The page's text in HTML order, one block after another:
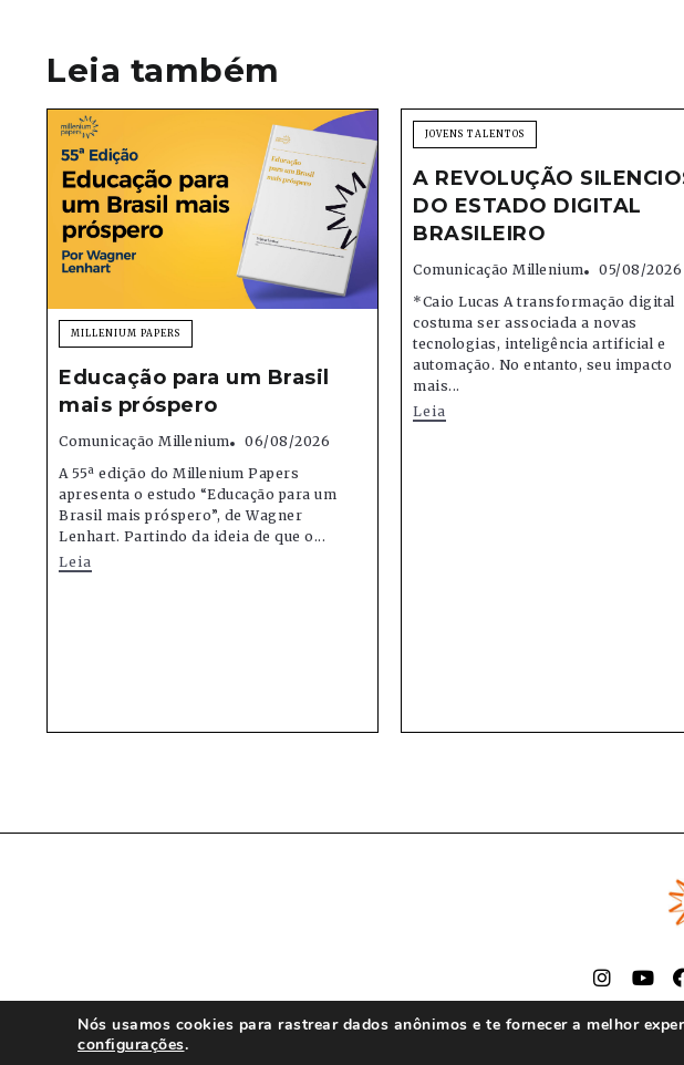
Leia também
MILLENIUM PAPERS
Educação para um Brasil
mais próspero
Comunicação Millenium
06/08/2026
A 55ª edição do Millenium Papers
apresenta o estudo “Educação para um
Brasil mais próspero”, de Wagner
Lenhart. Partindo da ideia de que o...
Leia
JOVENS TALENTOS
A REVOLUÇÃO
DO ESTADO DIGITAL
BRASILEIRO
Comunicação Millenium
05/08/2026
*Caio Lucas A transformação digital
costuma ser associada a novas
tecnologias, inteligência artificial e
automação. No entanto, seu impacto
mais...
Leia
©
Nós usamos cookies para rastrear dados anônimos e te fornecer a melhor
configurações.